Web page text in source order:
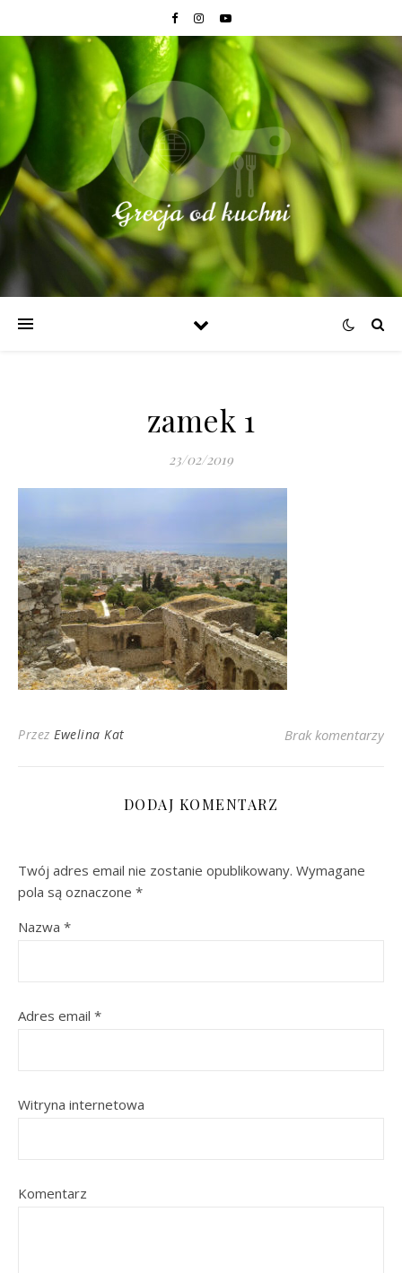
zamek 1
23/02/2019
Przez Ewelina Kat Brak komentarzy
DODAJ KOMENTARZ
Twój adres email nie zostanie opublikowany. Wymagane
pola są oznaczone *
Nazwa *
Adres email *
Witryna internetowa
Komentarz